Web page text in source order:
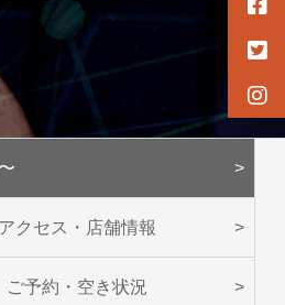
アクセス・店舗情報
ご予約・空き状況